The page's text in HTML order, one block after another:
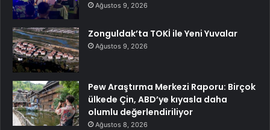
Ağustos 9, 2026
Zonguldak’ta TOKİ ile Yeni Yuvalar
Ağustos 9, 2026
Pew Araştırma Merkezi Raporu: Birçok
ülkede Çin, ABD’ye kıyasla daha
olumlu değerlendiriliyor
Ağustos 8, 2026